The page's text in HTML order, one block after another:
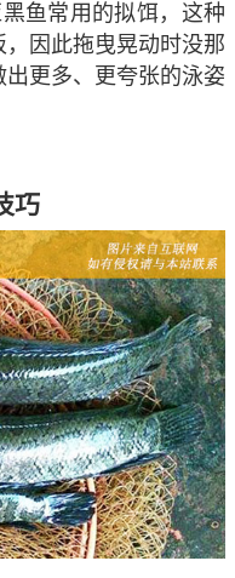
鱼常用的拟饵，这种
因此拖曳晃动时没那
更多、更夸张的泳姿
巧